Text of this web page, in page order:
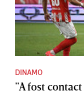
DINAMO
”A fost